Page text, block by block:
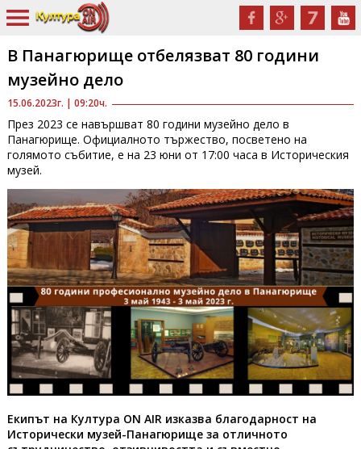
15.06.2023г. | 09:20ч.
В Панагюрище отбелязват 80 години
музейно дело
През 2023 се навършват 80 години музейно дело в
Панагюрище. Официалното тържество, посветено на
голямото събитие, е на 23 юни от 17:00 часа в Историческия
музей.
Екипът на Култура ON AIR изказва благодарност на
Исторически музей-Панагюрище за отличното